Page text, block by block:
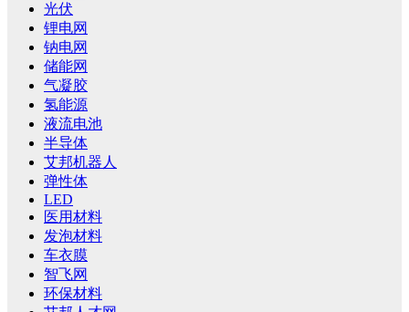
光伏
锂电网
钠电网
储能网
气凝胶
氢能源
液流电池
半导体
艾邦机器人
弹性体
LED
医用材料
发泡材料
车衣膜
智飞网
环保材料